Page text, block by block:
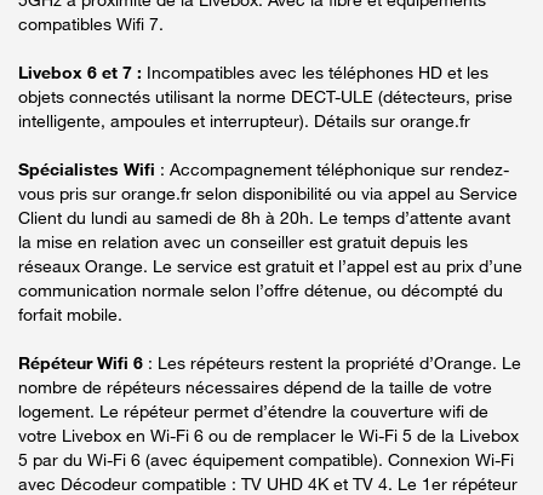
compatibles Wifi 7.
Livebox 6 et 7 : Incompatibles avec les téléphones HD et les
objets connectés utilisant la norme DECT-ULE (détecteurs, prise
intelligente, ampoules et interrupteur). Détails sur orange.fr
Spécialistes Wifi : Accompagnement téléphonique sur rendez-
vous pris sur orange.fr selon disponibilité ou via appel au Service
Client du lundi au samedi de 8h à 20h. Le temps d’attente avant
la mise en relation avec un conseiller est gratuit depuis les
réseaux Orange. Le service est gratuit et l’appel est au prix d’une
communication normale selon l’offre détenue, ou décompté du
forfait mobile.
Répéteur Wifi 6 : Les répéteurs restent la propriété d’Orange. Le
nombre de répéteurs nécessaires dépend de la taille de votre
logement. Le répéteur permet d’étendre la couverture wifi de
votre Livebox en Wi-Fi 6 ou de remplacer le Wi-Fi 5 de la Livebox
5 par du Wi-Fi 6 (avec équipement compatible). Connexion Wi-Fi
avec Décodeur compatible : TV UHD 4K et TV 4. Le 1er répéteur